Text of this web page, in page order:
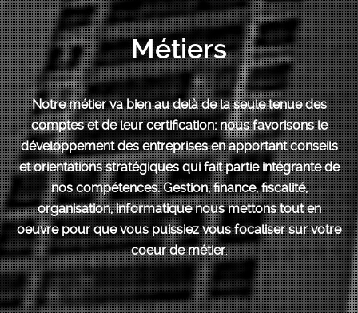
Métiers
Notre métier va bien au delà de la seule tenue des
comptes et de leur certification; nous favorisons le
développement des entreprises en apportant conseils
et orientations stratégiques qui fait partie intégrante de
nos compétences. Gestion, finance, fiscalité,
organisation, informatique nous mettons tout en
oeuvre pour que vous puissiez vous focaliser sur votre
coeur de métier.